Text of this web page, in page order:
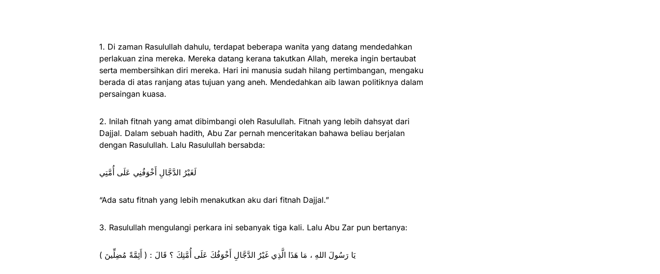
1. Di zaman Rasulullah dahulu, terdapat beberapa wanita yang datang mendedahkan
perlakuan zina mereka. Mereka datang kerana takutkan Allah, mereka ingin bertaubat
serta membersihkan diri mereka. Hari ini manusia sudah hilang pertimbangan, mengaku
berada di atas ranjang atas tujuan yang aneh. Mendedahkan aib lawan politiknya dalam
persaingan kuasa.
2. Inilah fitnah yang amat dibimbangi oleh Rasulullah. Fitnah yang lebih dahsyat dari
Dajjal. Dalam sebuah hadith, Abu Zar pernah menceritakan bahawa beliau berjalan
dengan Rasulullah. Lalu Rasulullah bersabda:
لَغَيْرُ الدَّجَّالِ أَخْوَفُنِي عَلَى أُمَّتِي
“Ada satu fitnah yang lebih menakutkan aku dari fitnah Dajjal.”
3. Rasulullah mengulangi perkara ini sebanyak tiga kali. Lalu Abu Zar pun bertanya:
يَا رَسُولَ اللهِ ، مَا هَذَا الَّذِي غَيْرُ الدَّجَّالِ أَخْوَفُكَ عَلَى أُمَّتِكَ ؟ قَالَ : ( أَئِمَّةً مُضِلِّينَ )